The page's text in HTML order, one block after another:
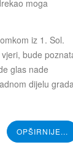
moga
iz 1. Sol.
bude
glas nade
dijelu
OPŠIRNIJE...